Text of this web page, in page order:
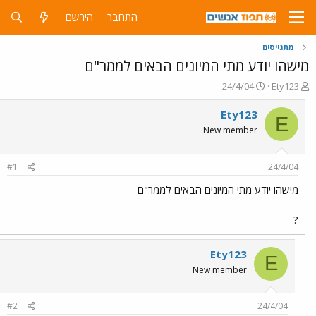
התחבר הירשם
מתגייסים
מישהו יודע מתי המיונים הבאים לממר"ם
פ
ו
ת
ח
ה
ש
א
Ety123
פ
ו
ר
ם
ר
24/4/04
E
Ety123
New member
24/4/04
#1
מישהו יודע מתי המיונים הבאים לממר"ם
?
E
Ety123
New member
24/4/04
#2